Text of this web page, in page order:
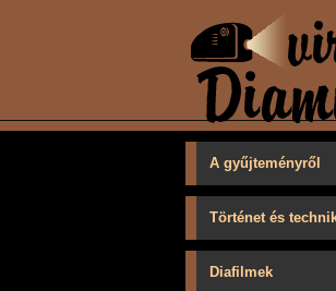
A gyűjteményről
Történet és
Diafilmek